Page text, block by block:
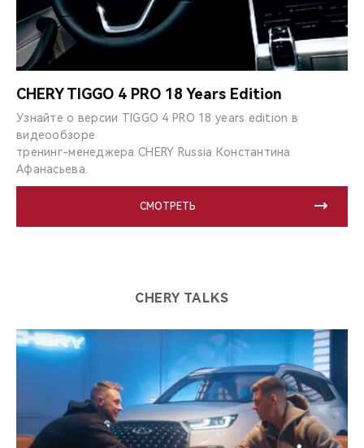
CHERY TIGGO 4 PRO 18 Years Edition
Узнайте о версии TIGGO 4 PRO 18 years edition в
видеообзоре
тренинг-менеджера CHERY Russia Константина
Афанасьева.
СМОТРЕТЬ
CHERY TALKS